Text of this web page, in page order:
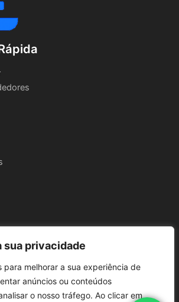
sua privacidade
para melhorar a sua experiência de
anúncios ou conteúdos
o nosso tráfego. Ao clicar em
Legais